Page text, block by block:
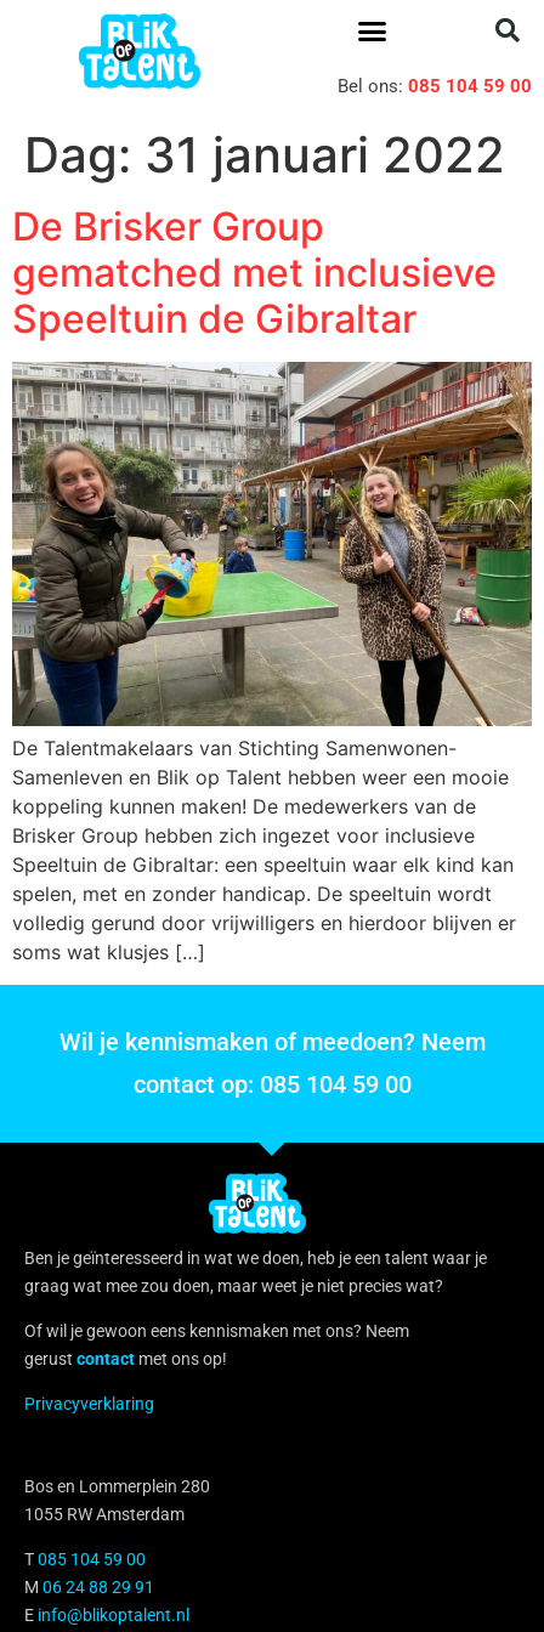
Bel ons: 085 104 59 00
Dag: 31 januari 2022
De Brisker Group
gematched met inclusieve
Speeltuin de Gibraltar
De Talentmakelaars van Stichting Samenwonen-
Samenleven en Blik op Talent hebben weer een mooie
koppeling kunnen maken! De medewerkers van de
Brisker Group hebben zich ingezet voor inclusieve
Speeltuin de Gibraltar: een speeltuin waar elk kind kan
spelen, met en zonder handicap. De speeltuin wordt
volledig gerund door vrijwilligers en hierdoor blijven er
soms wat klusjes […]
Wil je kennismaken of meedoen? Neem
contact op: 085 104 59 00
Ben je geïnteresseerd in wat we doen, heb je een talent waar je
graag wat mee zou doen, maar weet je niet precies wat?
Of wil je gewoon eens kennismaken met ons? Neem
gerust contact met ons op!
Privacyverklaring
Bos en Lommerplein 280
1055 RW Amsterdam
T085 104 59 00
M 06 24 88 29 91
E info@blikoptalent.nl